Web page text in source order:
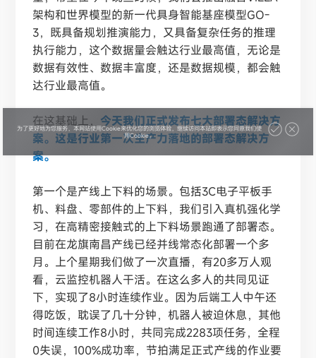
架构和世界模型的新一代具身智能基座模型GO-
3，既具备规划推演能力，又具备复杂任务的推理
执行能力，这个数据量会触达行业最高值，无论是
数据有效性、数据丰富度，还是数据规模，都会触
达行业最高值。
在这基础上， 今天我们正式发布七大部署态解决方
案。这是行业第一次生产力落地的部署态解决方
案。
第一个是产线上下料的场景。包括3C电子平板手
机、料盘、零部件的上下料，我们引入真机强化学
习，在高精密接触式的上下料场景跑通了部署态。
目前在龙旗南昌产线已经并线常态化部署一个多
月。上个星期我们做了一次直播，有20多万人观
看，云监控机器人干活。在这么多人的共同见证
下，实现了8小时连续作业。因为后端工人中午还
得吃饭，耽误了几十分钟，机器人被迫休息，其他
时间连续工作8小时，共同完成2283项任务，全程
0失误，100%成功率，节拍满足正式产线的作业要
为了更好地为您服务，本网站使用Cookie来优化您的浏览体验，继续访问本站即表示您同意我们使
用Cookie。